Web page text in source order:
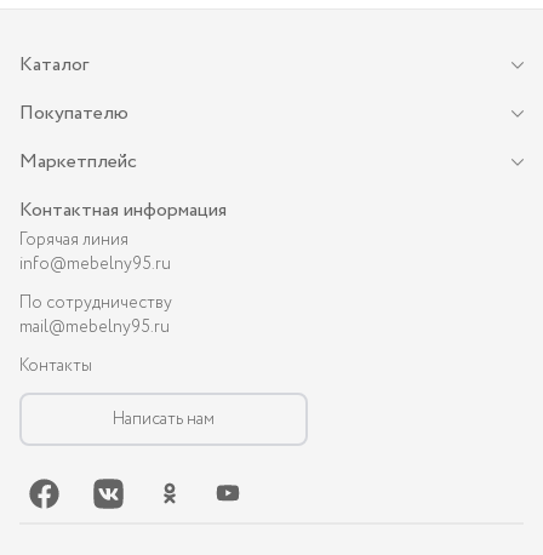
Каталог
Покупателю
Маркетплейс
Контактная информация
Горячая линия
info@mebelny95.ru
По сотрудничеству
mail@mebelny95.ru
Контакты
Написать нам